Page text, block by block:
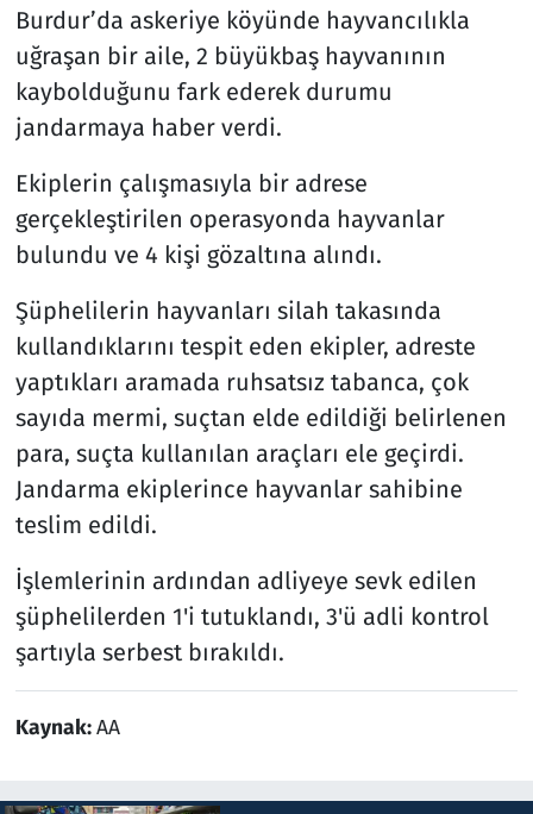
Burdur’da askeriye köyünde hayvancılıkla
uğraşan bir aile, 2 büyükbaş hayvanının
kaybolduğunu fark ederek durumu
jandarmaya haber verdi.
Ekiplerin çalışmasıyla bir adrese
gerçekleştirilen operasyonda hayvanlar
bulundu ve 4 kişi gözaltına alındı.
Şüphelilerin hayvanları silah takasında
kullandıklarını tespit eden ekipler, adreste
yaptıkları aramada ruhsatsız tabanca, çok
sayıda mermi, suçtan elde edildiği belirlenen
para, suçta kullanılan araçları ele geçirdi.
Jandarma ekiplerince hayvanlar sahibine
teslim edildi.
İşlemlerinin ardından adliyeye sevk edilen
şüphelilerden 1'i tutuklandı, 3'ü adli kontrol
şartıyla serbest bırakıldı.
Kaynak:AA
Seçim 2023
Spor
Teknoloji ve Bilim
Televizyon